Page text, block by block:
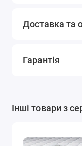
Доставка та
Гарантія
Інші товари з